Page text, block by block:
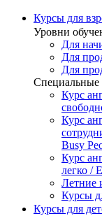
Курсы для
Уровни
Для
Для
Для
Специальные
Курс
Курс
Busy
Курс
легко /
Летние
Курсы
Курсы для